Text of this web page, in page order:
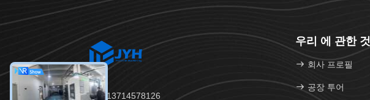
전화：86--13714578126
우리 에 관한 것
회사 프로필
공장 투어